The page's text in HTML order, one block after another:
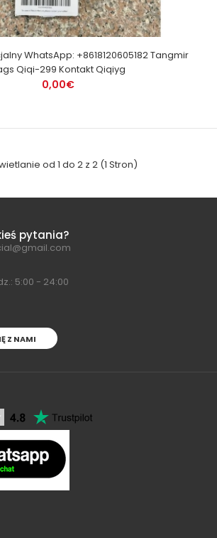
WhatsApp: +8618120605182 Tangmir
Qiqi-299 Kontakt Qiqiyg
0,00€
od 1 do 2 z 2 (1 Stron)
pytania?
5:00 - 24:00
Z NAMI